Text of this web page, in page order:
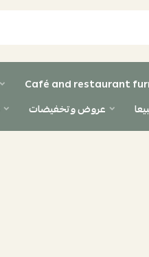
Café and restaurant
عروض وتخفيضات